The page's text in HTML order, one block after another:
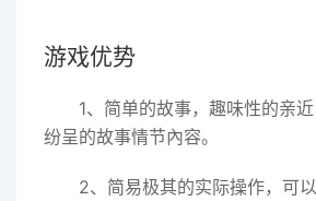
游戏优势
1、简单的故事，趣味性的亲
纷呈的故事情节內容。
2、简易极其的实际操作，可